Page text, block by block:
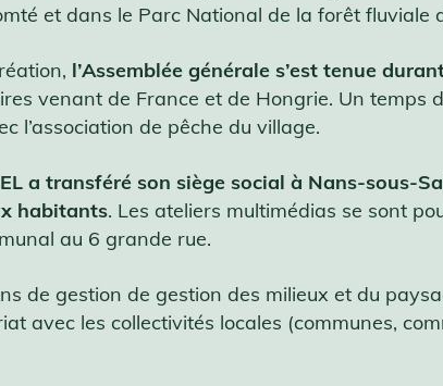
et dans le Parc National de la forêt fluviale
l’Assemblée générale s’est tenue
venant de France et de Hongrie. Un temps
l’association de pêche du village.
a transféré son siège social à Nans-sous-
habitants. Les ateliers multimédias se sont
au 6 grande rue.
de gestion de gestion des milieux et du
avec les collectivités locales (communes,